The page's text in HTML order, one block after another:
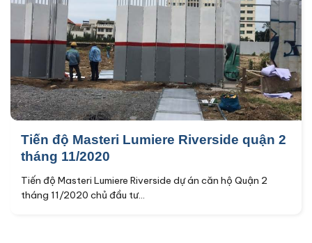
Tiến độ Masteri Lumiere Riverside quận 2
tháng 11/2020
Tiến độ Masteri Lumiere Riverside dự án căn hộ Quận 2
tháng 11/2020 chủ đầu tư...